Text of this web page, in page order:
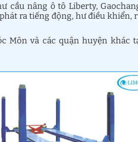
cầu nâng ô tô Liberty,
ra tiếng động, hư điều khiển,
Môn và các quận huyện khác